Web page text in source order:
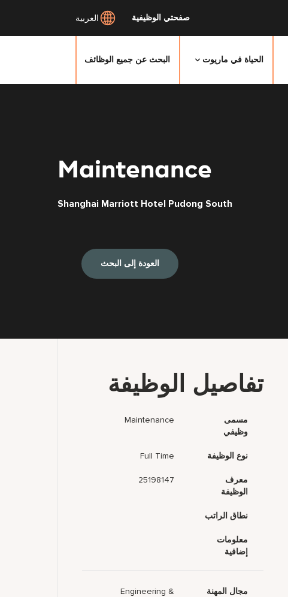
صفحتي الوظيفية العربية
الحياة في ماريوت البحث عن جميع الوظائف
Maintenance
Shanghai Marriott Hotel Pudong South
العودة إلى البحث
تفاصيل الوظيفة
مسمى
وظيفي
Maintenance
نوع الوظيفة Full Time
معرف
الوظيفة
25198147
نطاق الراتب
معلومات
إضافية
مجال المهنة
Engineering &